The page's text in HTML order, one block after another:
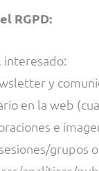
RGPD:
y
en la web
e
grupos